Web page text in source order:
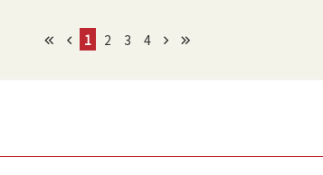
1 2 3 4